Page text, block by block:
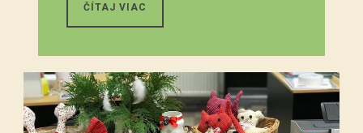
ČÍTAJ VIAC